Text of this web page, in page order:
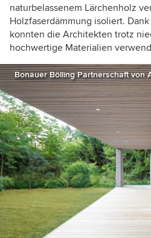
naturbelassenem Lärchenholz
Holzfaserdämmung isoliert.
konnten die Architekten trotz
hochwertige Materialien
Bonauer Bölling Partnerschaft von